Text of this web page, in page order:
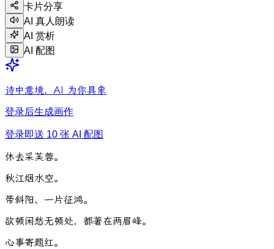
卡片分享
AI 真人朗读
AI 赏析
AI 配图
诗中意境，AI 为你具象
登录后生成画作
登录即送 10 张 AI 配图
休去采芙蓉。
秋江烟水空。
带斜阳、 一片征鸿。
欲顿闲愁无顿处， 都著在两眉 峰。
心事寄题红。